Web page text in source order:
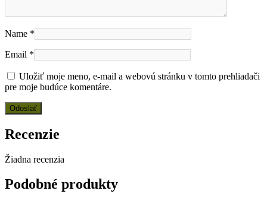
Name *
Email *
Uložiť moje meno, e-mail a webovú stránku v tomto prehliadači
pre moje budúce komentáre.
Recenzie
Žiadna recenzia
Podobné produkty